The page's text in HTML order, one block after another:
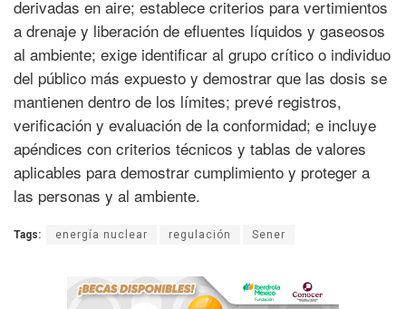
derivadas en aire; establece criterios para vertimientos
a drenaje y liberación de efluentes líquidos y gaseosos
al ambiente; exige identificar al grupo crítico o individuo
del público más expuesto y demostrar que las dosis se
mantienen dentro de los límites; prevé registros,
verificación y evaluación de la conformidad; e incluye
apéndices con criterios técnicos y tablas de valores
aplicables para demostrar cumplimiento y proteger a
las personas y al ambiente.
Tags: energía nuclear regulación Sener